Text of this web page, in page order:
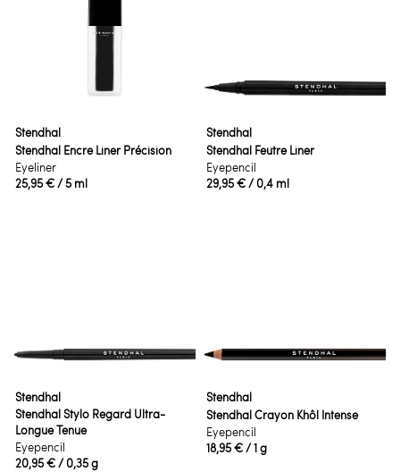
Stendhal
Stendhal Encre Liner Précision
Eyeliner
25,95 €/ 5 ml
Stendhal
Stendhal Feutre Liner
Eyepencil
29,95 €/ 0,4 ml
Stendhal
Stendhal Stylo Regard Ultra-
Longue Tenue
Eyepencil
20,95 €/ 0,35 g
Stendhal
Stendhal Crayon Khôl Intense
Eyepencil
18,95 €/ 1 g